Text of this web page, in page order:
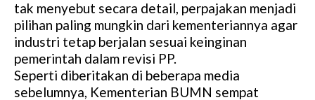
tak menyebut secara detail, perpajakan menjadi
pilihan paling mungkin dari kementeriannya agar
industri tetap berjalan sesuai keinginan
pemerintah dalam revisi PP.
Seperti diberitakan di beberapa media
sebelumnya, Kementerian BUMN sempat